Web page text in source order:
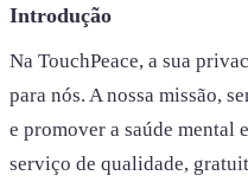
Introdução
Na TouchPeace, a sua
para nós. A nossa missão,
e promover a saúde mental
serviço de qualidade,